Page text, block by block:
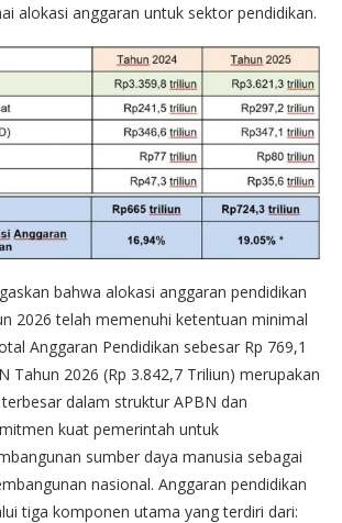
alokasi anggaran untuk sektor pendidikan.
bahwa alokasi anggaran pendidikan
2026 telah memenuhi ketentuan minimal
Anggaran Pendidikan sebesar Rp 769,1
Tahun 2026 (Rp 3.842,7 Triliun) merupakan
dalam struktur APBN dan
kuat pemerintah untuk
sumber daya manusia sebagai
nasional. Anggaran pendidikan
tiga komponen utama yang terdiri dari: